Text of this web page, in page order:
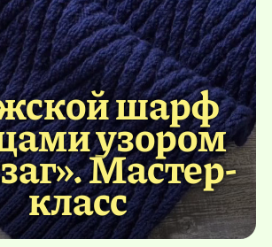
шарф
узором
Мастер-
класс